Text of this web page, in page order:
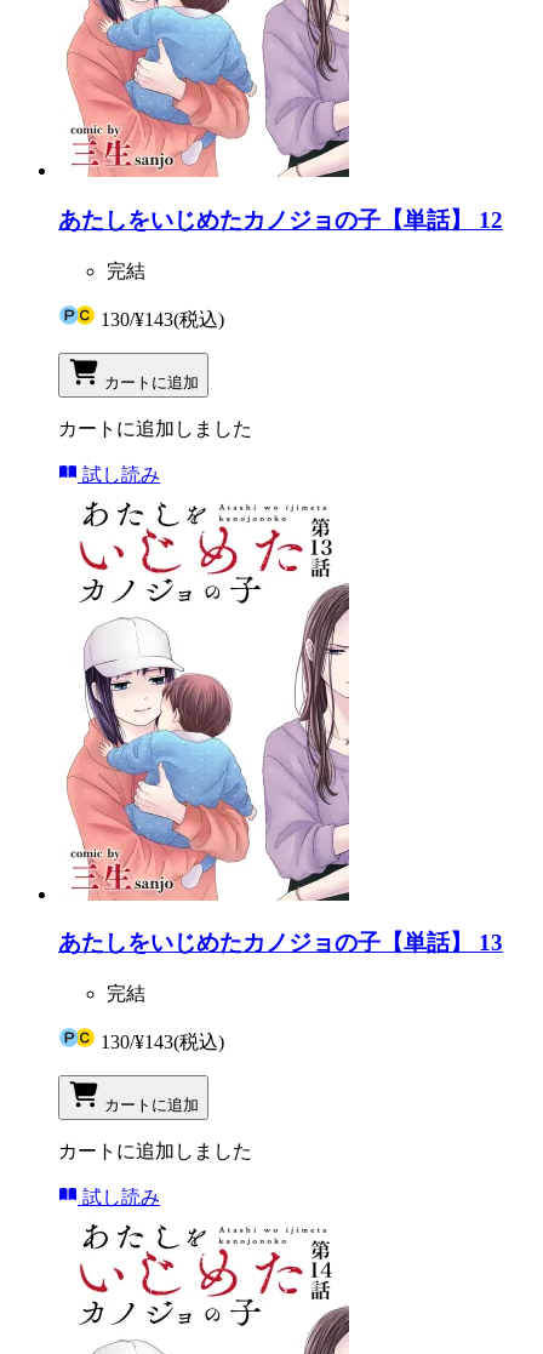
あたしをいじめたカノジョの子【単話】 12
完結
130/¥143(税込)
カートに追加
カートに追加しました
試し読み
あたしをいじめたカノジョの子【単話】 13
完結
130/¥143(税込)
カートに追加
カートに追加しました
試し読み